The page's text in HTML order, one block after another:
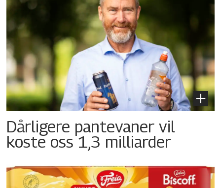
Dårligere pantevaner vil
koste oss 1,3 milliarder